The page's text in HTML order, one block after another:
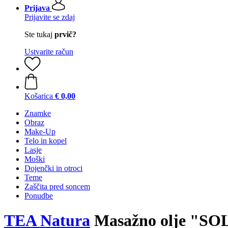
Prijava
Prijavite se zdaj
Ste tukaj prvič?
Ustvarite račun
Košarica € 0,00
Znamke
Obraz
Make-Up
Telo in kopel
Lasje
Moški
Dojenčki in otroci
Teme
Zaščita pred soncem
Ponudbe
TEA Natura Masažno olje